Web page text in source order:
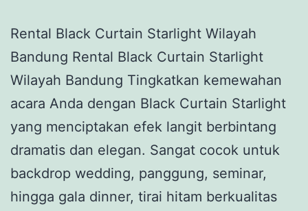
Rental Black Curtain Starlight Wilayah
Bandung Rental Black Curtain Starlight
Wilayah Bandung Tingkatkan kemewahan
acara Anda dengan Black Curtain Starlight
yang menciptakan efek langit berbintang
dramatis dan elegan. Sangat cocok untuk
backdrop wedding, panggung, seminar,
hingga gala dinner, tirai hitam berkualitas